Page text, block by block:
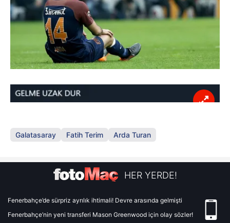
Galatasaray Fatih Terim Arda Turan
HER YERDE!
Fenerbahçe’de sürpriz ayrılık ihtimali! Devre arasında gelmişti
Fenerbahçe’nin yeni transferi Mason Greenwood için olay sözler!